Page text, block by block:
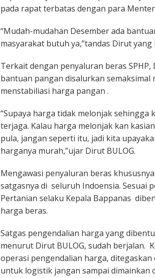
pada rapat terbatas dengan para
“Mudah-mudahan Desember ada
masyarakat butuh ya,”tandas Dirut yang
Terkait dengan penyaluran beras
bantuan pangan disalurkan
menstabiliasi harga pangan .
“Supaya harga tidak melonjak sehingga
terjaga. Kalau harga melonjak kan
pula, jangan seperti itu, jadi kita
harganya murah,”ujar Dirut BULOG.
Mengawasi penyaluran beras
satgasnya di seluruh Indoensia. Sesuai
Pertanian selaku Kepala Bappanas
harga beras.
Satgas pengendalian harga yang
menurut Dirut BULOG, sudah berjalan.
operasi pengendalian harga, ditegaskan
untuk logistik jangan sampai dimainkan